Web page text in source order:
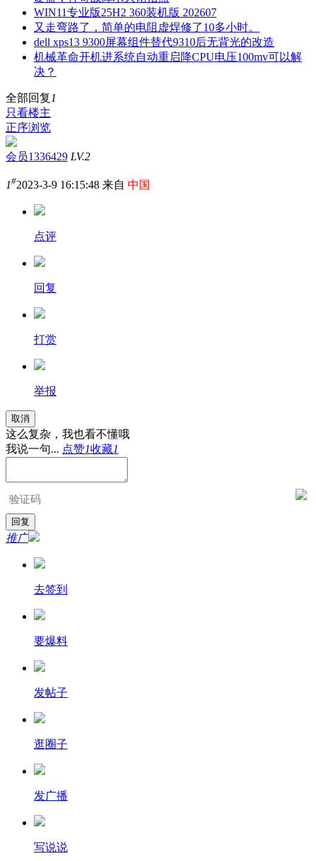
WIN11专业版25H2 360装机版 202607
又走弯路了，简单的电阻虚焊修了10多小时。
dell xps13 9300屏幕组件替代9310后无背光的改造
机械革命开机进系统自动重启降CPU电压100mv可以解
决？
全部回复 1
只看楼主
正序浏览
会员1336429 LV.2
1#2023-3-9 16:15:48 来自 中国
点评
回复
打赏
举报
取消
这么复杂，我也看不懂哦
我说一句... 点赞1收藏1
推广
去签到
要爆料
发帖子
逛圈子
发广播
写说说